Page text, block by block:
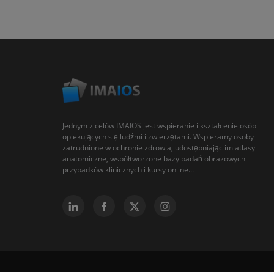
Jednym z celów IMAIOS jest wspieranie i kształcenie osób
opiekujących się ludźmi i zwierzętami. Wspieramy osoby
zatrudnione w ochronie zdrowia, udostępniając im atlasy
anatomiczne, współtworzone bazy badań obrazowych
przypadków klinicznych i kursy online...